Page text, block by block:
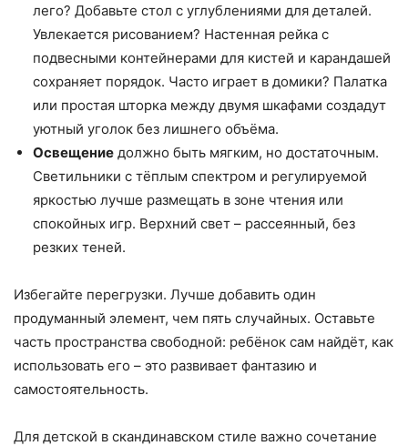
лего? Добавьте стол с углублениями для деталей.
Увлекается рисованием? Настенная рейка с
подвесными контейнерами для кистей и карандашей
сохраняет порядок. Часто играет в домики? Палатка
или простая шторка между двумя шкафами создадут
уютный уголок без лишнего объёма.
Освещение должно быть мягким, но достаточным.
Светильники с тёплым спектром и регулируемой
яркостью лучше размещать в зоне чтения или
спокойных игр. Верхний свет – рассеянный, без
резких теней.
Избегайте перегрузки. Лучше добавить один
продуманный элемент, чем пять случайных. Оставьте
часть пространства свободной: ребёнок сам найдёт, как
использовать его – это развивает фантазию и
самостоятельность.
Для детской в скандинавском стиле важно сочетание